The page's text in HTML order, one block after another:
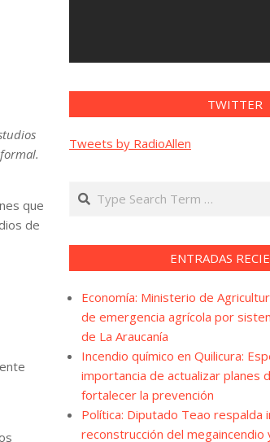
que
de
TWITTER
Tweets by RadioAllen
Search
ENTRADAS
Economía: Ministerio de
de emergencia agrícola por
de La Araucanía
Incendio químico en Quilicura:
importancia de actualizar planes
fortalecer la prevención
Política: Diputado Teao respalda
reconstrucción del megaincendio